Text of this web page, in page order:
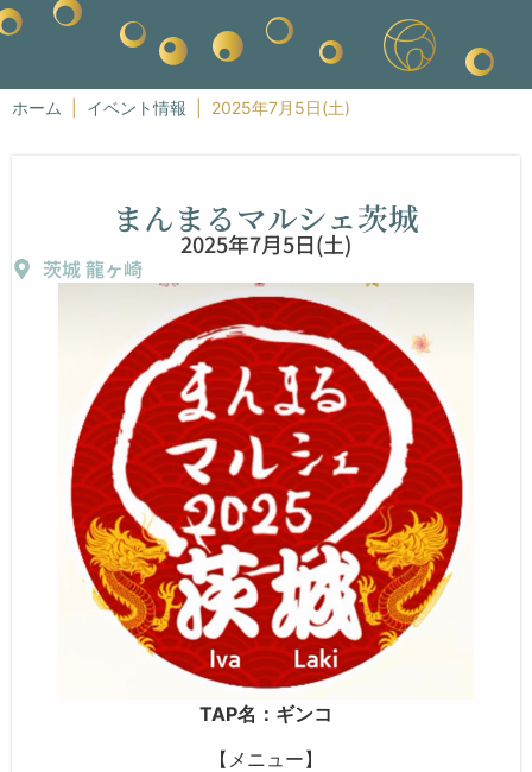
ホーム イベント情報 2025年7月5日(土)
まんまるマルシェ茨城
2025年7月5日(土)
茨城 龍ヶ崎
TAP名：ギンコ
【メニュー】